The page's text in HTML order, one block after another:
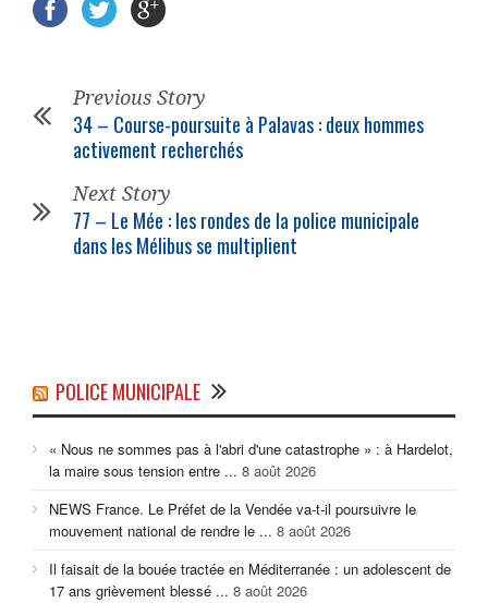
Previous Story
34 – Course-poursuite à Palavas : deux hommes
activement recherchés
Next Story
77 – Le Mée : les rondes de la police municipale
dans les Mélibus se multiplient
POLICE MUNICIPALE
« Nous ne sommes pas à l'abri d'une catastrophe » : à Hardelot,
la maire sous tension entre ... 8 août 2026
NEWS France. Le Préfet de la Vendée va-t-il poursuivre le
mouvement national de rendre le ... 8 août 2026
Il faisait de la bouée tractée en Méditerranée : un adolescent de
17 ans grièvement blessé ... 8 août 2026